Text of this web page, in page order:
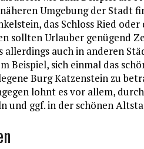
Umgebung der Stadt
das Schloss Ried
sollten Urlauber genügend
allerdings auch in anderen
Beispiel, sich einmal das
Burg Katzenstein zu
lohnt es vor allem,
ggf. in der schönen